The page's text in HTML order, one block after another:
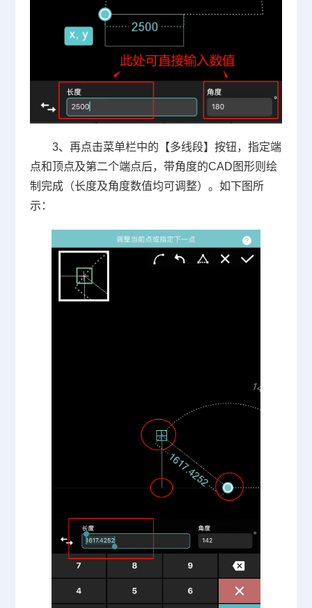
3、再点击菜单栏中的【多线段】按钮，指定端
点和顶点及第二个端点后，带角度的CAD图形则绘
制完成（长度及角度数值均可调整）。如下图所
示：